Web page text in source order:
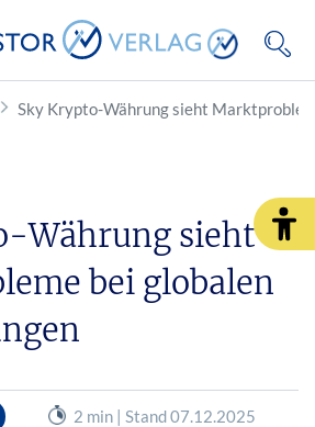
Sky Krypto-Währung sieht
Währung sieht
bei globalen
2 min | Stand 07.12.2025